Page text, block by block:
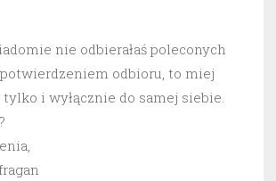
nie odbierałaś poleconych
odbioru, to miej
i wyłącznie do samej siebie.